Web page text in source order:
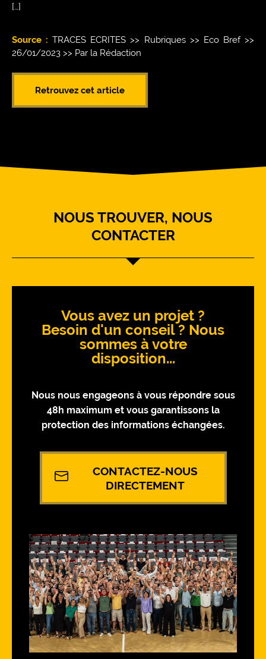
[…]
Source : TRACES ECRITES >> Rubriques >> Eco Bref >>
26/01/2023 >> Par la Rédaction
Retrouvez cet article
NOUS TROUVER, NOUS
CONTACTER
Vous avez un projet ?
Besoin d'un conseil ? Nous
sommes à votre
disposition...
Nous nous engageons à vous répondre sous
48h maximum et vous garantissons la
protection des informations échangées.
CONTACTEZ-NOUS
DIRECTEMENT